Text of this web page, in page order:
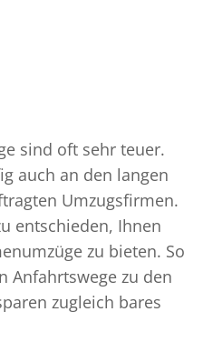
sind oft sehr teuer.
auch an den langen
Umzugsfirmen.
entschieden, Ihnen
zu bieten. So
Anfahrtswege zu den
zugleich bares